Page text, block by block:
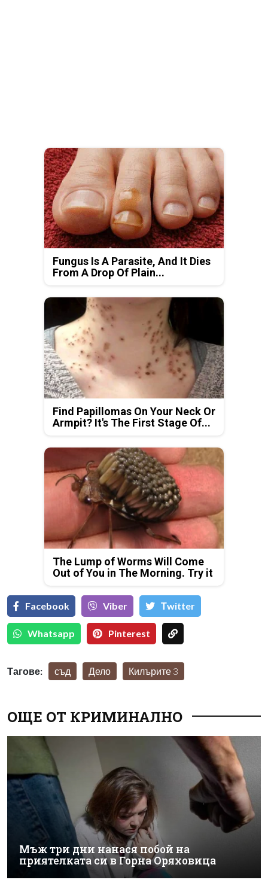
Fungus Is A Parasite, And It Dies
From A Drop Of Plain...
Find Papillomas On Your Neck Or
Armpit? It's The First Stage Of...
The Lump of Worms Will Come
Out of You in The Morning. Try it
Facebook Viber Тwitter
Whatsapp Pinterest
Тагове: съд Дело Килърите 3
ОЩЕ ОТ КРИМИНАЛНО
Мъж три дни нанася побой на
приятелката си в Горна Оряховица